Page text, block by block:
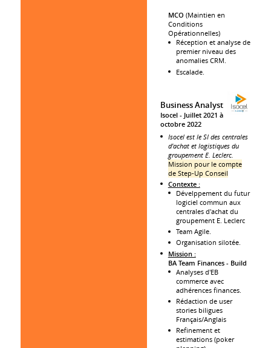
MCO (Maintien en
Conditions
Opérationnelles)
Réception et analyse de
premier niveau des
anomalies CRM.
Escalade.
Business Analyst
Isocel
Juillet 2021 à
octobre 2022
Isocel est le SI des centrales
d'achat et logistiques du
groupement E. Leclerc.
Mission pour le compte
de Step-Up Conseil
Contexte :
Dévelppement du futur
logiciel commun aux
centrales d'achat du
groupement E. Leclerc
Team Agile.
Organisation silotée.
Mission :
BA Team Finances - Build
Analyses d'EB
commerce avec
adhérences finances.
Rédaction de user
stories biligues
Français/Anglais
Refinement et
estimations (poker